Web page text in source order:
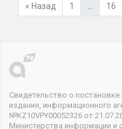
« Назад 1 16
Свидетельство о постановке
издания, информационного
№KZ10VPY00052326 от
Министерства информации и